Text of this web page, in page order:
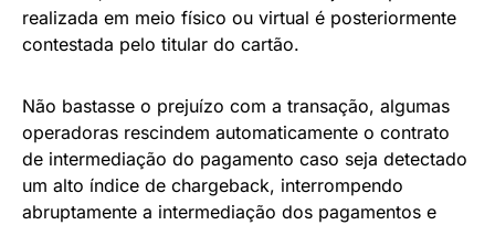
realizada em meio físico ou virtual é posteriormente
contestada pelo titular do cartão.
Não bastasse o prejuízo com a transação, algumas
operadoras rescindem automaticamente o contrato
de intermediação do pagamento caso seja detectado
um alto índice de chargeback, interrompendo
abruptamente a intermediação dos pagamentos e